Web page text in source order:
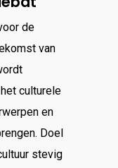
de
van
culturele
en
Doel
stevig